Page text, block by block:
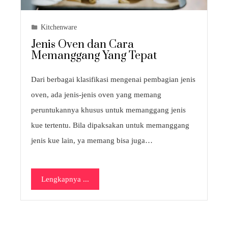
Kitchenware
Jenis Oven dan Cara
Memanggang Yang Tepat
Dari berbagai klasifikasi mengenai pembagian jenis
oven, ada jenis-jenis oven yang memang
peruntukannya khusus untuk memanggang jenis
kue tertentu. Bila dipaksakan untuk memanggang
jenis kue lain, ya memang bisa juga…
Lengkapnya ...